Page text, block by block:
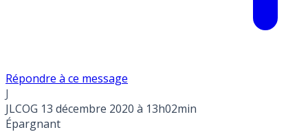
Répondre à ce message
J
JLCOG 13 décembre 2020 à 13h02min
Épargnant